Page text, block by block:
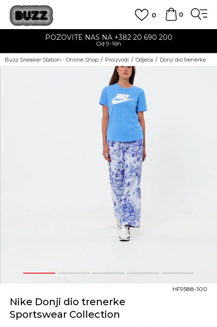
0
0
POZOVITE NAS NA +382 20 690 200
Od 9-16h
Buzz Sneaker Station - Online Shop Proizvodi Odjeća Donji dio trenerke
1 2 3 4 5
Nike Donji dio trenerke
Sportswear Collection
HF9588-100